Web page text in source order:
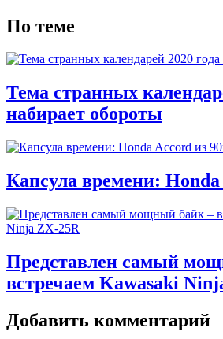
По теме
Тема странных
набирает обороты
Капсула времени:
Представлен самый
встречаем Kawasaki
Добавить комментарий